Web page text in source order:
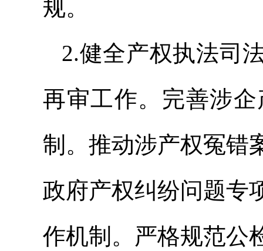
规。
2.健全产权执法司
再审工作。完善涉
制。推动涉产权冤错
政府产权纠纷问题专
作机制。严格规范公